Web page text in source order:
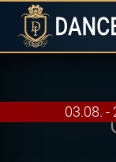
03.08. -